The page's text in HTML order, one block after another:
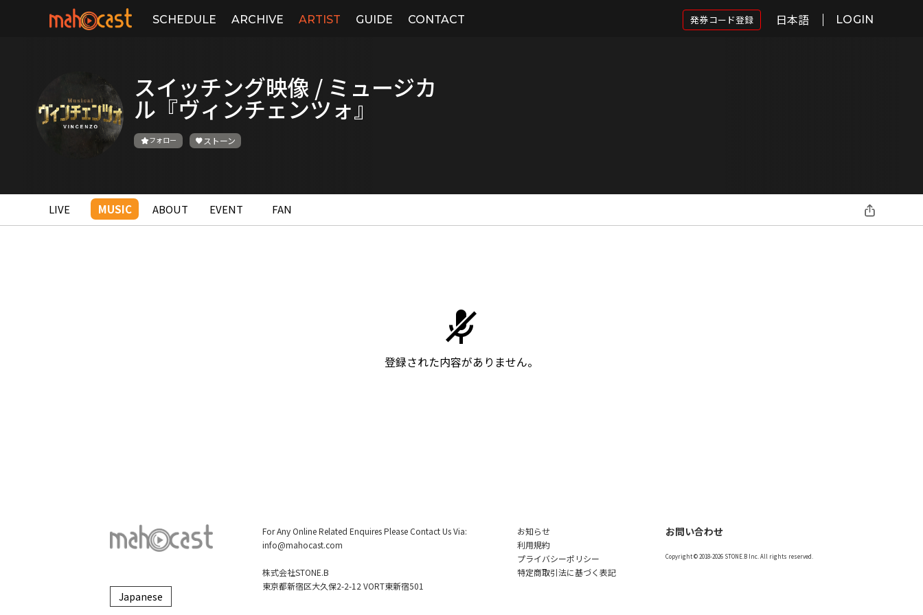
SCHEDULE ARCHIVE ARTIST GUIDE CONTACT 発券コード登録 日本語 LOGIN
スイッチング映像 / ミュージカ
ル『ヴィンチェンツォ』
フォロー ストーン
LIVE MUSIC ABOUT EVENT FAN
登録された内容がありません。
For Any Online Related Enquires Please Contact Us Via:
info@mahocast.com
株式会社STONE.B
東京都新宿区大久保2-2-12 VORT東新宿501
お知らせ
利用規約
プライバシーポリシー
特定商取引法に基づく表記
お問い合わせ
Copyright © 2018-2026 STONE.B Inc. All rights reserved.